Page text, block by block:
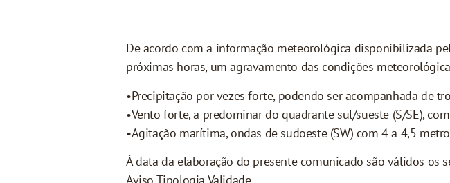
De acordo com a informação meteorológica disponibilizada
próximas horas, um agravamento das condições
•Precipitação por vezes forte, podendo ser acompanhada de
•Vento forte, a predominar do quadrante sul/sueste (S/SE),
•Agitação marítima, ondas de sudoeste (SW) com 4 a 4,5
À data da elaboração do presente comunicado são válidos os